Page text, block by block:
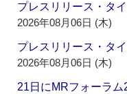
プレスリリース・タ
2026年08月06日 (木)
プレスリリース・タ
2026年08月06日 (木)
21日にMRフォーラム